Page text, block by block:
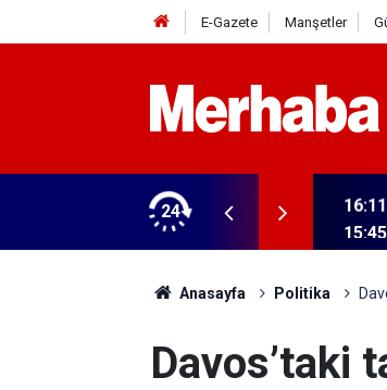
E-Gazete Manşetler
24
Kampüsü'ne ziyaret 15:45
Anasayfa Politika
Davos’taki